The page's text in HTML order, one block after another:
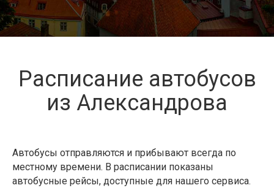
Расписание автобусов
из Александрова
Автобусы отправляются и прибывают всегда по
местному времени. В расписании показаны
автобусные рейсы, доступные для нашего сервиса.